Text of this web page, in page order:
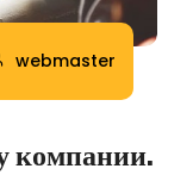
webmaster
компании.